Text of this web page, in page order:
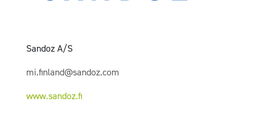
Sandoz A/S
mi.finland@sandoz.com
www.sandoz.fi